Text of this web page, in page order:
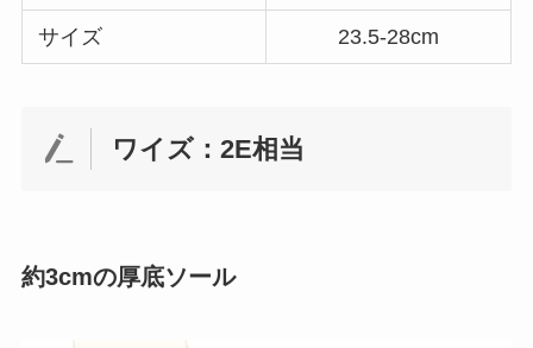
サイズ 23.5-28cm
ワイズ：2E相当
約3cmの厚底ソール